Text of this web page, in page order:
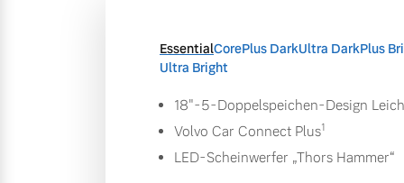
EssentialCorePlus DarkUltra DarkPlus
Ultra Bright
18"-5-Doppelspeichen-Design
Volvo Car Connect Plus1
LED-Scheinwerfer „Thors Hammer“